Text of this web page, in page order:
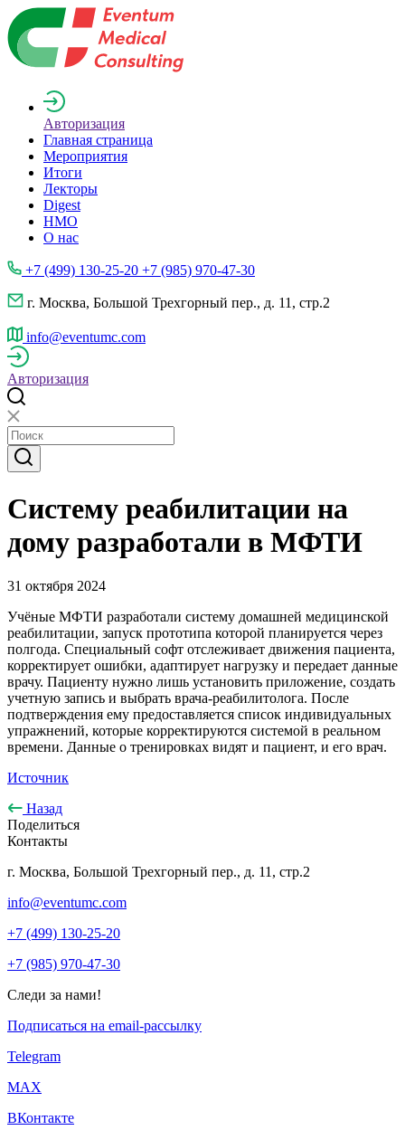
Авторизация
Главная страница
Мероприятия
Итоги
Лекторы
Digest
НМО
О нас
+7 (499) 130-25-20 +7 (985) 970-47-30
г. Москва, Большой Трехгорный пер., д. 11, стр.2
info@eventumc.com
Авторизация
Систему реабилитации на
дому разработали в МФТИ
31 октября 2024
Учёные МФТИ разработали систему домашней медицинской
реабилитации, запуск прототипа которой планируется через
полгода. Специальный софт отслеживает движения пациента,
корректирует ошибки, адаптирует нагрузку и передает данные
врачу. Пациенту нужно лишь установить приложение, создать
учетную запись и выбрать врача-реабилитолога. После
подтверждения ему предоставляется список индивидуальных
упражнений, которые корректируются системой в реальном
времени. Данные о тренировках видят и пациент, и его врач.
Источник
Назад
Поделиться
Контакты
г. Москва, Большой Трехгорный пер., д. 11, стр.2
info@eventumc.com
+7 (499) 130-25-20
+7 (985) 970-47-30
Следи за нами!
Подписаться на email-рассылку
Telegram
МАХ
ВКонтакте